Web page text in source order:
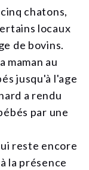
chatons,
locaux
de bovins.
maman au
jusqu'à l'age
a rendu
par une
reste encore
la présence